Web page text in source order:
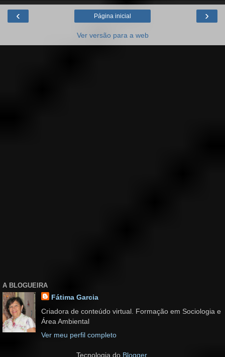
‹ ›
Página inicial
Ver versão para a web
A BLOGUEIRA
Fátima Garcia
Criadora de conteúdo virtual. Formação em Sociologia e
Área Ambiental
Ver meu perfil completo
Tecnologia do Blogger.